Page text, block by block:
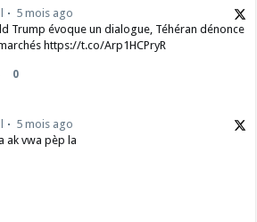
5 mois ago
Trump évoque un dialogue, Téhéran dénonce
https://t.co/Arp1HCPryR
0
5 mois ago
ak vwa pèp la